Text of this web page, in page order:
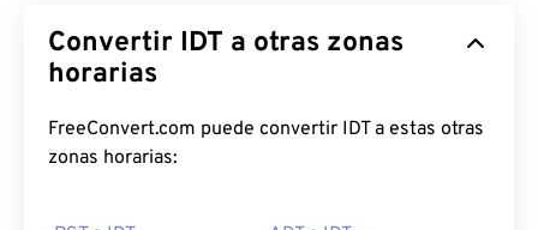
Convertir IDT a otras zonas
horarias
FreeConvert.com puede convertir IDT a estas otras
zonas horarias: